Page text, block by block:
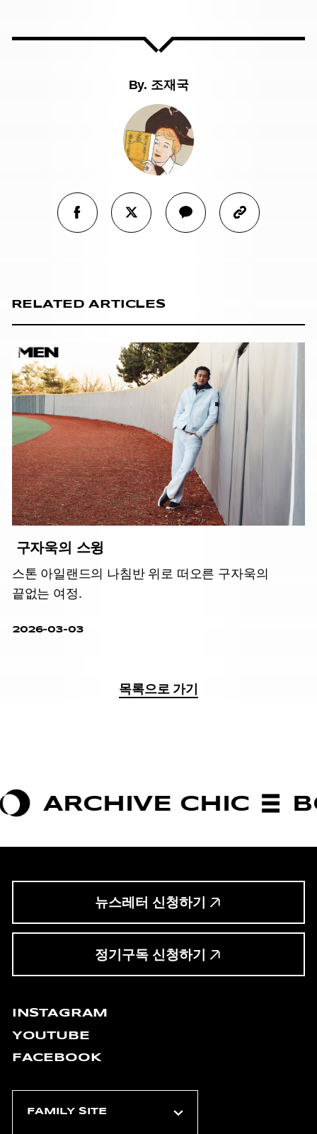
By. 조재국
RELATED ARTICLES
구자욱의 스윙
스톤 아일랜드의 나침반 위로 떠오른 구자욱의
끝없는 여정.
2026-03-03
목록으로 가기
CHIC
뉴스레터 신청하기
정기구독 신청하기
INSTAGRAM
YOUTUBE
FACEBOOK